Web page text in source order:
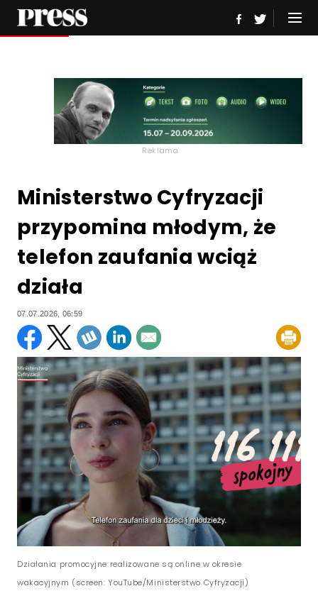
Reklama
Ministerstwo Cyfryzacji
przypomina młodym, że
telefon zaufania wciąż
działa
07.07.2026, 06:59
Działania promocyjne realizowane są online w okresie
wakacyjnym (screen: YouTube/Ministerstwo Cyfryzacji)